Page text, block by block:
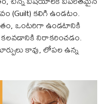
కలిగి ఉండటం.
ఒంటరిగా ఉండటానికి
నిరాకరించడం.
కావు, లోపల ఉన్న